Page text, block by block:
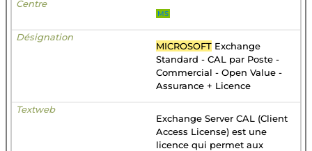
MS
MICROSOFT Exchange
Standard - CAL par Poste -
Commercial - Open Value -
Assurance + Licence
Exchange Server CAL (Client
Access License) est une
licence qui permet aux